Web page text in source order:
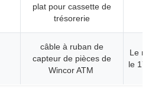
plat pour cassette de
trésorerie
câble à ruban de
capteur de pièces de
Wincor ATM
Le
le